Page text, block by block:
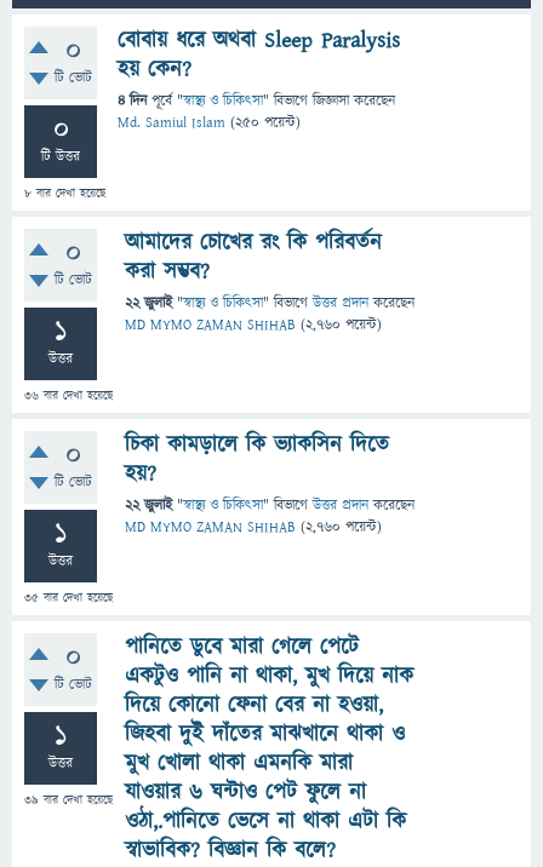
0
টি ভোট
0
টি উত্তর
8 বার দেখা হয়েছে
বোবায় ধরে অথবা Sleep Paralysis
হয় কেন?
4 দিনপূর্বে "স্বাস্থ্য ও চিকিৎসা" বিভাগে জিজ্ঞাসাকরেছেন
Md. Samiul Islam (250 পয়েন্ট)
0
টি ভোট
1
উত্তর
36 বার দেখা হয়েছে
আমাদের চোখের রং কি পরিবর্তন
করা সম্ভব?
22 জুলাই "স্বাস্থ্য ও চিকিৎসা" বিভাগে উত্তর প্রদান করেছেন
MD MYMO ZAMAN SHIHAB (2,760 পয়েন্ট)
0
টি ভোট
1
উত্তর
35 বার দেখা হয়েছে
চিকা কামড়ালে কি ভ্যাকসিন দিতে
হয়?
22 জুলাই "স্বাস্থ্য ও চিকিৎসা" বিভাগে উত্তর প্রদান করেছেন
MD MYMO ZAMAN SHIHAB (2,760 পয়েন্ট)
0
টি ভোট
1
উত্তর
39 বার দেখা হয়েছে
পানিতে ডুবে মারা গেলে পেটে
একটুও পানি না থাকা, মুখ দিয়ে নাক
দিয়ে কোনো ফেনা বের না হওয়া,
জিহবা দুই দাঁতের মাঝখানে থাকা ও
মুখ খোলা থাকা এমনকি মারা
যাওয়ার ৬ ঘন্টাও পেট ফুলে না
ওঠা,.পানিতে ভেসে না থাকা এটা কি
স্বাভাবিক? বিজ্ঞান কি বলে?